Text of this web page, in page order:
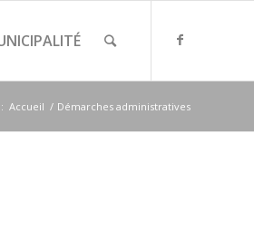
Accueil / Démarches administratives